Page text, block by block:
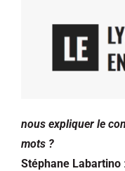
nous expliquer le
mots ?
Stéphane Labartino